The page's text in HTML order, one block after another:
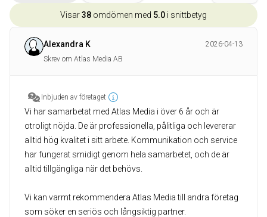
Visar38 omdömen med 5.0 i snittbetyg
Alexandra K
2026-04-13
Skrev om Atlas Media AB
Inbjuden av företaget
Vi har samarbetat med Atlas Media i över 6 år och är
otroligt nöjda. De är professionella, pålitliga och levererar
alltid hög kvalitet i sitt arbete. Kommunikation och service
har fungerat smidigt genom hela samarbetet, och de är
alltid tillgängliga när det behövs.
Vi kan varmt rekommendera Atlas Media till andra företag
som söker en seriös och långsiktig partner.